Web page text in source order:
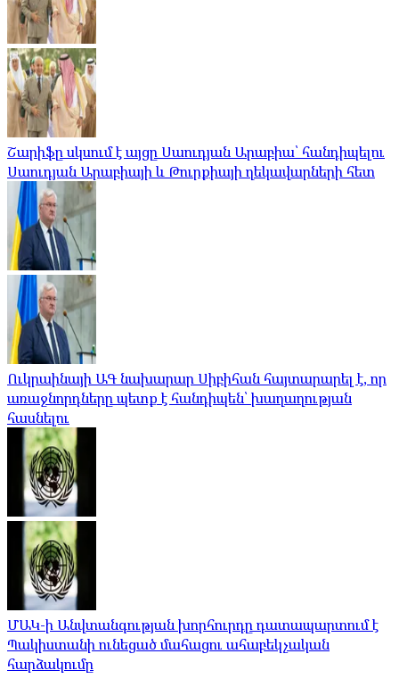
Շարիֆը սկսում է այցը Սաուդյան Արաբիա՝ հանդիպելու
Սաուդյան Արաբիայի և Թուրքիայի ղեկավարների հետ
Ուկրաինայի ԱԳ նախարար Սիբիհան հայտարարել է, որ
առաջնորդները պետք է հանդիպեն՝ խաղաղության
հասնելու
ՄԱԿ-ի Անվտանգության խորհուրդը դատապարտում է
Պակիստանի ունեցած մահացու ահաբեկչական
հարձակումը